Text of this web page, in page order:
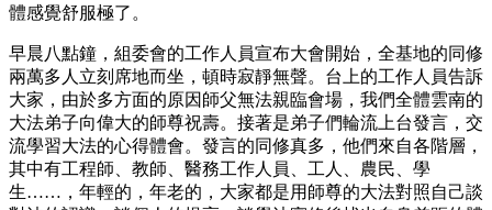
體感覺舒服極了。
早晨八點鐘，組委會的工作人員宣布大會開始，全基地的同修
兩萬多人立刻席地而坐，頓時寂靜無聲。台上的工作人員告訴
大家，由於多方面的原因師父無法親臨會場，我們全體雲南的
大法弟子向偉大的師尊祝壽。接著是弟子們輪流上台發言，交
流學習大法的心得體會。發言的同修真多，他們來自各階層，
其中有工程師、教師、醫務工作人員、工人、農民、學
生……，年輕的，年老的，大家都是用師尊的大法對照自己談